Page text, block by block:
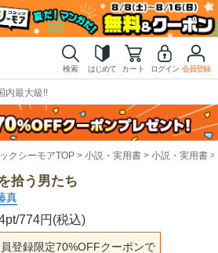
検索 はじめて カート ログイン 会員登録
内最大級!!
クシーモアTOP 小説・実用書 小説・実用書
拾う男たち
真
774円(税込)
登録限定70%OFFクーポンで